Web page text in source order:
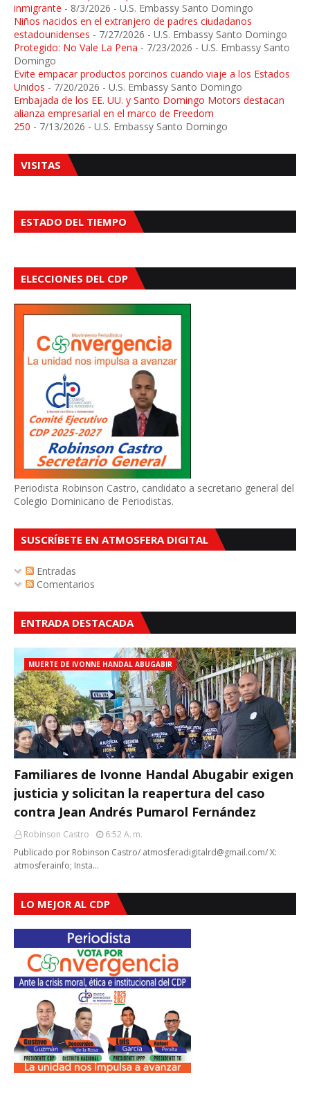
inmigrante - 8/3/2026 - U.S. Embassy Santo Domingo
Niños nacidos en el extranjero de padres ciudadanos
estadounidenses - 7/27/2026 - U.S. Embassy Santo Domingo
Protegido: No Vale La Pena - 7/23/2026 - U.S. Embassy Santo
Domingo
Evite empacar productos porcinos cuando viaje a los Estados
Unidos - 7/20/2026 - U.S. Embassy Santo Domingo
Embajada de los EE. UU. y Santo Domingo Motors destacan
alianza empresarial en el marco de Freedom
250 - 7/13/2026 - U.S. Embassy Santo Domingo
VISITAS
ESTADO DEL TIEMPO
ELECCIONES DEL CDP
Periodista Robinson Castro, candidato a secretario general del
Colegio Dominicano de Periodistas.
SUSCRÍBETE EN ATMOSFERA DIGITAL
Entradas
Comentarios
ENTRADA DESTACADA
MUERTE DE IVONNE HANDAL ABUGABIR
Familiares de Ivonne Handal Abugabir exigen
justicia y solicitan la reapertura del caso
contra Jean Andrés Pumarol Fernández
Robinson Castro
6:52 A. M.
Publicado por Robinson Castro/ atmosferadigitalrd@gmail.com/ X:
atmosferainfo; Insta…
LO MEJOR AL CDP